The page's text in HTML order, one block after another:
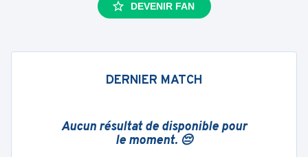
DEVENIR FAN
DERNIER MATCH
Aucun résultat de disponible pour
le moment. 😔